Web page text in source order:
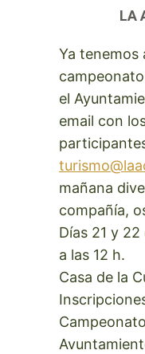
LA
Ya tenemos
el
email con
mañana
compañía,
Días 21 y
a las 12 h.
Casa de la